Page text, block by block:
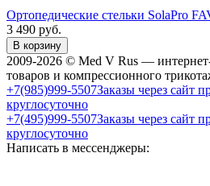
Ортопедические стельки SolaPro
3 490 руб.
В корзину
2009-2026 © Med V Rus —
товаров и компрессионного
+7(985)999-5507Заказы через сайт
круглосуточно
+7(495)999-5507Заказы через сайт
круглосуточно
Написать в мессенджеры: